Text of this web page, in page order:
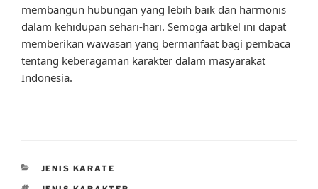
membangun hubungan yang lebih baik dan harmonis
dalam kehidupan sehari-hari. Semoga artikel ini dapat
memberikan wawasan yang bermanfaat bagi pembaca
tentang keberagaman karakter dalam masyarakat
Indonesia.
CATEGORIES
JENIS KARATE